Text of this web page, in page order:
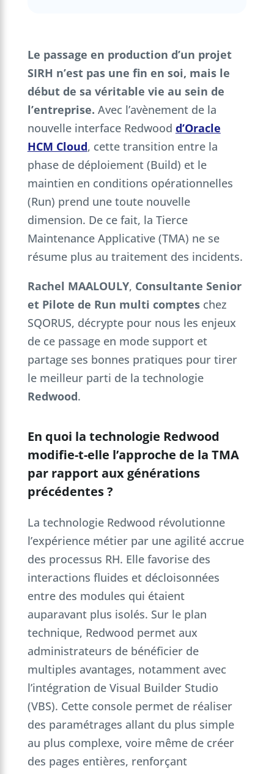
Le passage en production d’un projet
SIRH n’est pas une fin en soi, mais le
début de sa véritable vie au sein de
l’entreprise. Avec l’avènement de la
nouvelle interface Redwood d’Oracle
HCM Cloud, cette transition entre la
phase de déploiement (Build) et le
maintien en conditions opérationnelles
(Run) prend une toute nouvelle
dimension. De ce fait, la Tierce
Maintenance Applicative (TMA) ne se
résume plus au traitement des incidents.
Rachel MAALOULY, Consultante Senior
et Pilote de Run multi compteschez
SQORUS, décrypte pour nous les enjeux
de ce passage en mode support et
partage ses bonnes pratiques pour tirer
le meilleur parti de la technologie
Redwood.
En quoi la technologie Redwood
modifie-t-elle l’approche de la TMA
par rapport aux générations
précédentes ?
La technologie Redwood révolutionne
l’expérience métier par une agilité accrue
des processus RH. Elle favorise des
interactions fluides et décloisonnées
entre des modules qui étaient
auparavant plus isolés. Sur le plan
technique, Redwood permet aux
administrateurs de bénéficier de
multiples avantages, notamment avec
l’intégration de Visual Builder Studio
(VBS). Cette console permet de réaliser
des paramétrages allant du plus simple
au plus complexe, voire même de créer
des pages entières, renforçant